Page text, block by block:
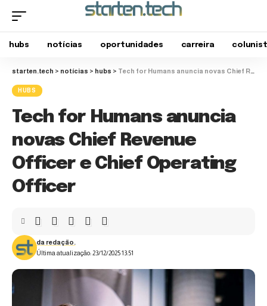
hubs notícias oportunidades carreira
starten.tech > notícias > hubs > Tech for Humans anuncia novas Chief Revenue Officer e Chief Operating Officer
HUBS
Tech for Humans anuncia
novas Chief Revenue
Officer e Chief Operating
Officer
Última atualização: 23/12/2025 13:51
da redação.